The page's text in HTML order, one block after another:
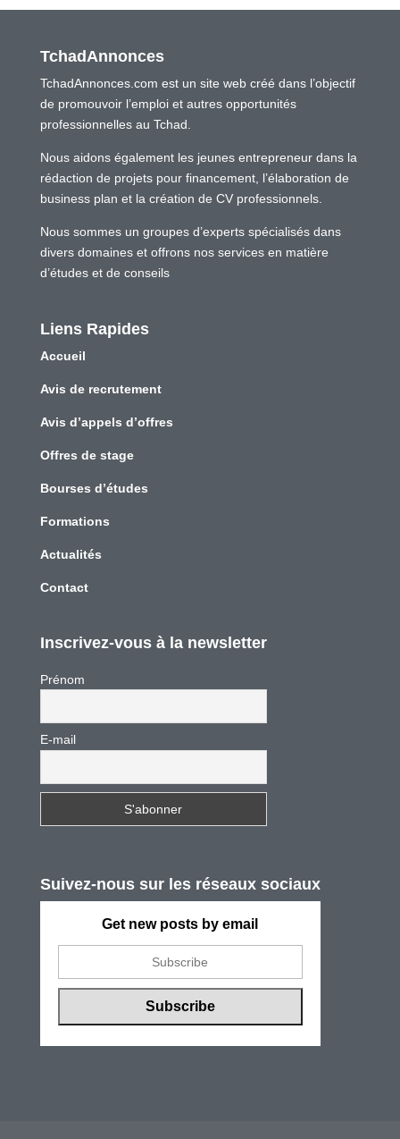
TchadAnnonces
TchadAnnonces.com est un site web créé dans l’objectif
de promouvoir l’emploi et autres opportunités
professionnelles au Tchad.
Nous aidons également les jeunes entrepreneur dans la
rédaction de projets pour financement, l’élaboration de
business plan et la création de CV professionnels.
Nous sommes un groupes d’experts spécialisés dans
divers domaines et offrons nos services en matière
d’études et de conseils
Liens Rapides
Accueil
Avis de recrutement
Avis d’appels d’offres
Offres de stage
Bourses d’études
Formations
Actualités
Contact
Inscrivez-vous à la newsletter
Prénom
E-mail
Suivez-nous sur les réseaux sociaux
Get new posts by email